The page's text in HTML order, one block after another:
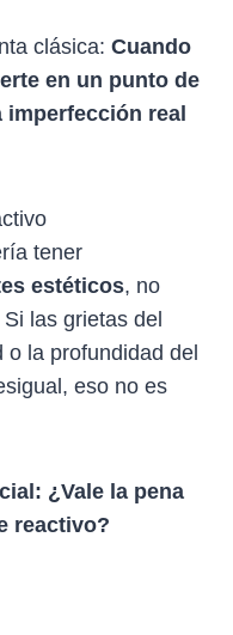
clásica: Cuando
en un punto de
imperfección real
tener
estéticos, no
Si las grietas del
o la profundidad del
eso no es
¿Vale la pena
reactivo?